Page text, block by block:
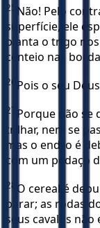
25 Não! Pelo
superfície, ele
planta o trigo
centeio nas
26 Pois o seu
27 Porque não
trilhar, nem se
mas o endro é
com um pedaço
28 O cereal é
parar; as rodas
seus cavalos